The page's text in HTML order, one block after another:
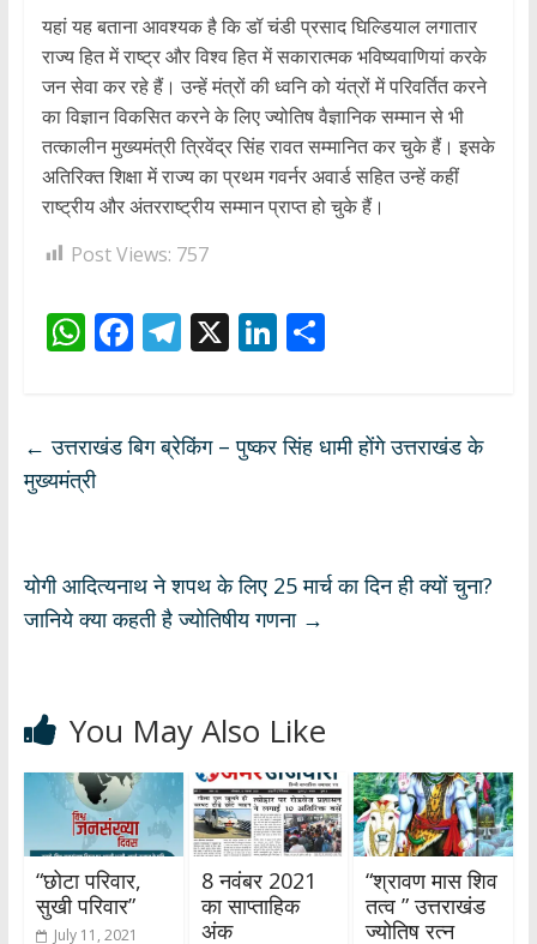
यहां यह बताना आवश्यक है कि डॉ चंडी प्रसाद घिल्डियाल लगातार
राज्य हित में राष्ट्र और विश्व हित में सकारात्मक भविष्यवाणियां करके
जन सेवा कर रहे हैं। उन्हें मंत्रों की ध्वनि को यंत्रों में परिवर्तित करने
का विज्ञान विकसित करने के लिए ज्योतिष वैज्ञानिक सम्मान से भी
तत्कालीन मुख्यमंत्री त्रिवेंद्र सिंह रावत सम्मानित कर चुके हैं। इसके
अतिरिक्त शिक्षा में राज्य का प्रथम गवर्नर अवार्ड सहित उन्हें कहीं
राष्ट्रीय और अंतरराष्ट्रीय सम्मान प्राप्त हो चुके हैं।
Post Views: 757
W
s
A
p
F
b
T
gr
X Li
e
S
e
← उत्तराखंड बिग ब्रेकिंग – पुष्कर सिंह धामी होंगे उत्तराखंड के
मुख्यमंत्री
योगी आदित्यनाथ ने शपथ के लिए 25 मार्च का दिन ही क्यों चुना?
जानिये क्या कहती है ज्योतिषीय गणना →
You May Also Like
“छोटा परिवार,
सुखी परिवार”
July 11, 2021
8 नवंबर 2021
का साप्ताहिक
अंक
“श्रावण मास शिव
तत्व ” उत्तराखंड
ज्योतिष रत्न